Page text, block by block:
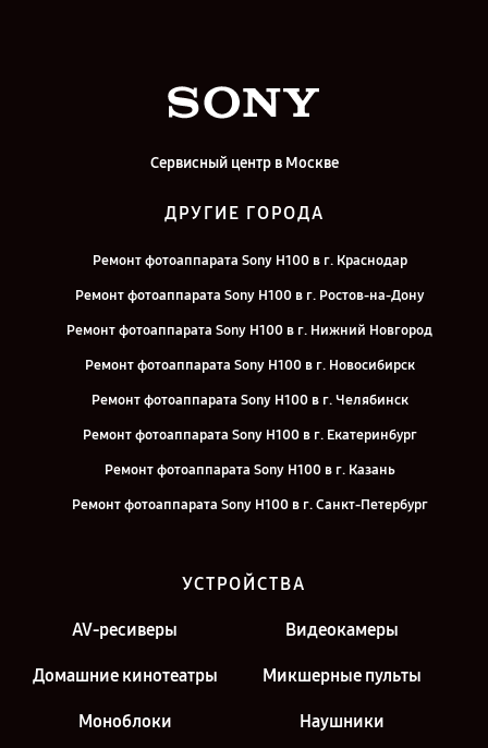
Сервисный центр в Москве
ДРУГИЕ ГОРОДА
Ремонт фотоаппарата Sony H100 в г. Краснодар
Ремонт фотоаппарата Sony H100 в г. Ростов-на-Дону
Ремонт фотоаппарата Sony H100 в г. Нижний Новгород
Ремонт фотоаппарата Sony H100 в г. Новосибирск
Ремонт фотоаппарата Sony H100 в г. Челябинск
Ремонт фотоаппарата Sony H100 в г. Екатеринбург
Ремонт фотоаппарата Sony H100 в г. Казань
Ремонт фотоаппарата Sony H100 в г. Санкт-Петербург
УСТРОЙСТВА
AV-ресиверы Видеокамеры
Домашние кинотеатры Микшерные пульты
Моноблоки Наушники